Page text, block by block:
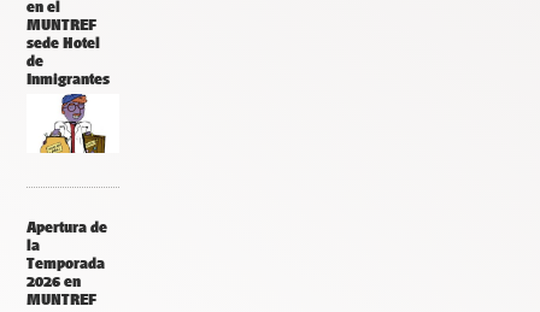
en el
MUNTREF
sede Hotel
de
Inmigrantes
Apertura de
la
Temporada
2026 en
MUNTREF